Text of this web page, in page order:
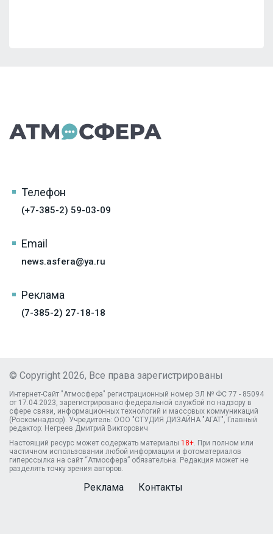
Телефон
(+7-385-2) 59-03-09
Email
news.asfera@ya.ru
Реклама
(7-385-2) 27-18-18
© Copyright 2026, Все права зарегистрированы
Интернет-Сайт "Атмосфера" регистрационный номер ЭЛ № ФС 77 - 85094
от 17.04.2023, зарегистрировано федеральной службой по надзору в
сфере связи, информационных технологий и массовых коммуникаций
(Роскомнадзор). Учредитель: ООО "СТУДИЯ ДИЗАЙНА "АГАТ", Главный
редактор: Негреев Дмитрий Викторович
Настоящий ресурс может содержать материалы 18+ . При полном или
частичном использовании любой информации и фотоматериалов
гиперссылка на сайт “Атмосфера” обязательна. Редакция может не
разделять точку зрения авторов.
Реклама Контакты